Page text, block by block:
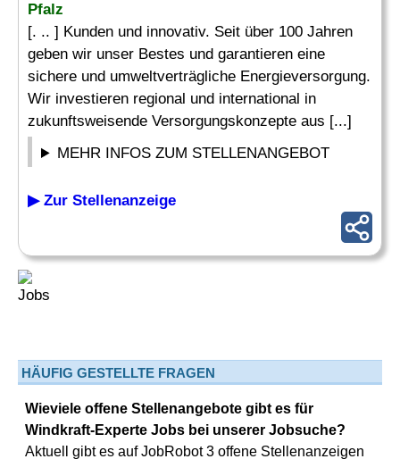
Pfalz
[. .. ] Kunden und innovativ. Seit über 100 Jahren
geben wir unser Bestes und garantieren eine
sichere und umweltverträgliche Energieversorgung.
Wir investieren regional und international in
zukunftsweisende Versorgungskonzepte aus [...]
MEHR INFOS ZUM STELLENANGEBOT
▶ Zur Stellenanzeige
HÄUFIG GESTELLTE FRAGEN
Wieviele offene Stellenangebote gibt es für
Windkraft-Experte Jobs bei unserer Jobsuche?
Aktuell gibt es auf JobRobot 3 offene Stellenanzeigen